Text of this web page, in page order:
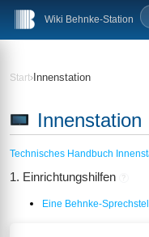
Wiki Behnke-Station
Start› Innenstation
Innenstation
Technisches Handbuch
1. Einrichtungshilfen ?
Eine Behnke-